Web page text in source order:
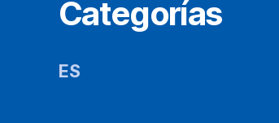
Categorías
ES